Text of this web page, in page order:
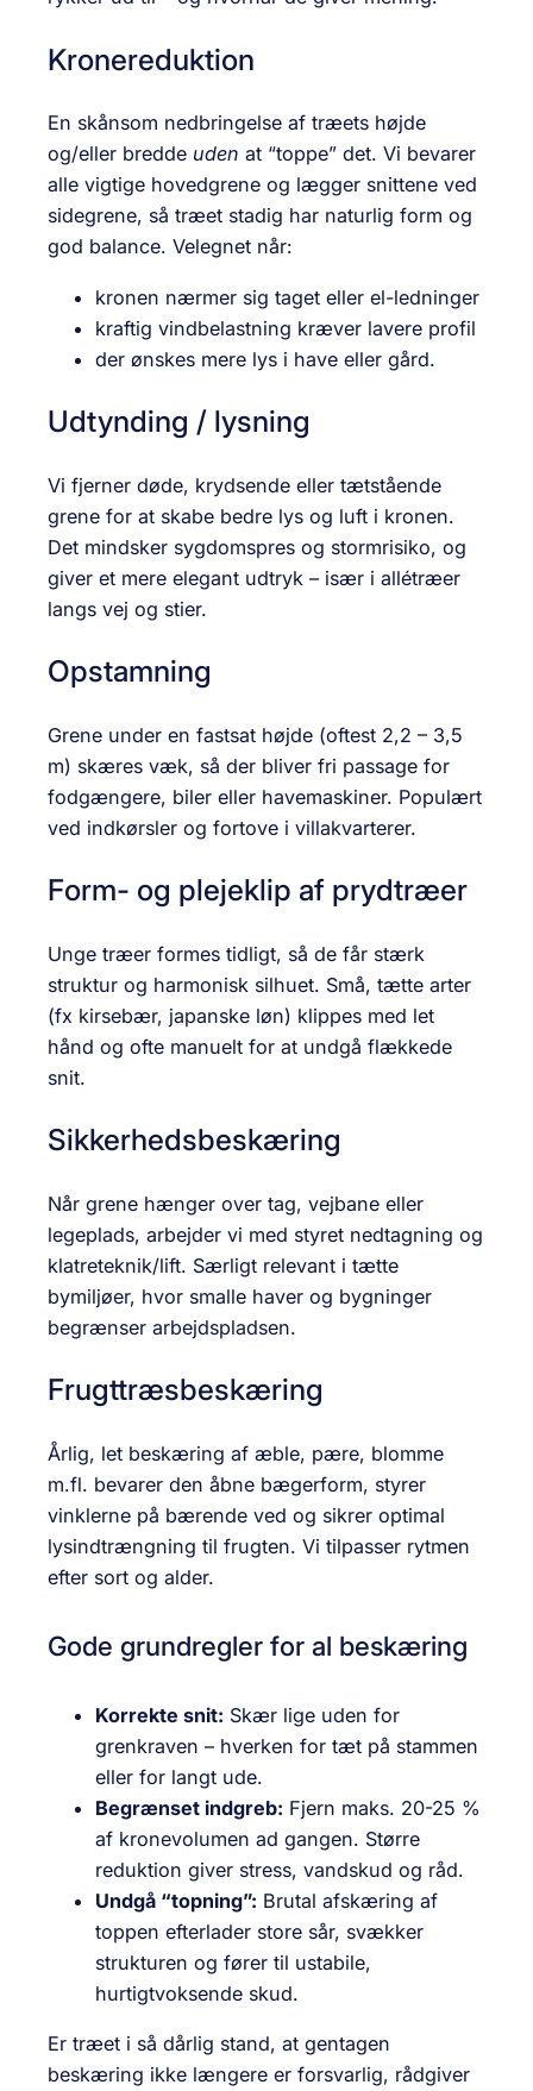
Kronereduktion
En skånsom nedbringelse af træets højde
og/eller bredde uden at “toppe” det. Vi bevarer
alle vigtige hovedgrene og lægger snittene ved
sidegrene, så træet stadig har naturlig form og
god balance. Velegnet når:
kronen nærmer sig taget eller el-ledninger
kraftig vindbelastning kræver lavere profil
der ønskes mere lys i have eller gård.
Udtynding / lysning
Vi fjerner døde, krydsende eller tætstående
grene for at skabe bedre lys og luft i kronen.
Det mindsker sygdomspres og stormrisiko, og
giver et mere elegant udtryk – især i allétræer
langs vej og stier.
Opstamning
Grene under en fastsat højde (oftest 2,2 – 3,5
m) skæres væk, så der bliver fri passage for
fodgængere, biler eller havemaskiner. Populært
ved indkørsler og fortove i villakvarterer.
Form- og plejeklip af prydtræer
Unge træer formes tidligt, så de får stærk
struktur og harmonisk silhuet. Små, tætte arter
(fx kirsebær, japanske løn) klippes med let
hånd og ofte manuelt for at undgå flækkede
snit.
Sikkerhedsbeskæring
Når grene hænger over tag, vej­bane eller
legeplads, arbejder vi med styret nedtagning og
klatreteknik/lift. Særligt relevant i tætte
bymiljøer, hvor smalle haver og bygninger
begrænser arbejdspladsen.
Frugttræsbeskæring
Årlig, let beskæring af æble, pære, blomme
m.fl. bevarer den åbne bægerform, styrer
vinklerne på bærende ved og sikrer optimal
lysindtrængning til frugten. Vi tilpasser rytmen
efter sort og alder.
Gode grundregler for al beskæring
Korrekte snit: Skær lige uden for
grenkraven – hverken for tæt på stammen
eller for langt ude.
Begrænset indgreb: Fjern maks. 20-25 %
af krone­volumen ad gangen. Større
reduktion giver stress, vandskud og råd.
Undgå “topning”: Brutal afskæring af
toppen efterlader store sår, svækker
strukturen og fører til ustabile,
hurtigtvoksende skud.
Er træet i så dårlig stand, at gentagen
beskæring ikke længere er forsvarlig, rådgiver